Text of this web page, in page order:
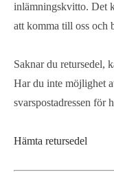
inlämningskvitto. Det
att komma till oss och
Saknar du retursedel,
Har du inte möjlighet
svarspostadressen för
Hämta retursedel